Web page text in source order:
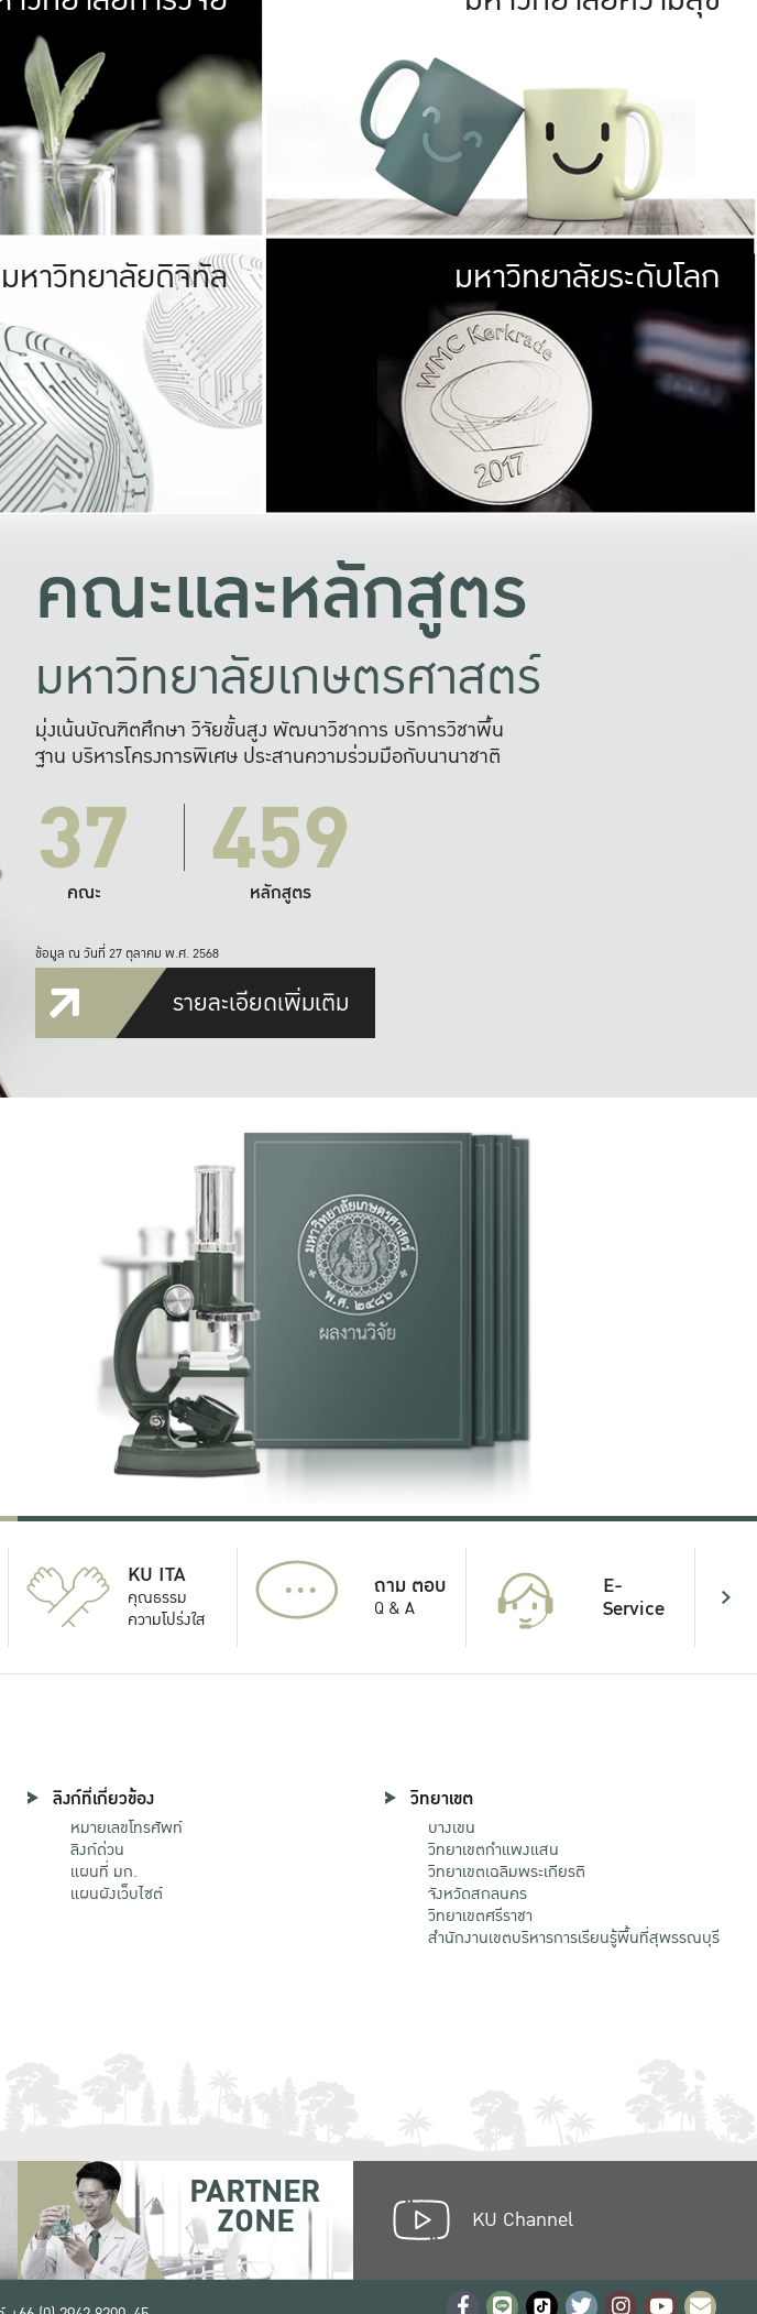
เกษตรศาสตร์ มีพื้นที่เขียวสดใส หนาแน่น
เป็นป่าในเมือง (URBAN FOREST)
เกษตรในเมือง (URBAN AGRICULTURE)
ที่นับรวมกันได้ประมาณ 1,400 ไร่
ให้กับประชาชน
มหาวิทยาลัยรับผิดชอบต่อสังคม
ร่วมมือกับชุมชน เพื่อความกินดีอยู่ดี
และความสุขอย่างยั่งยืน
มองปัญหาในภาพกว้าง
แก้ไขจากปัญหาจุดเล็กๆ
มหาวิทยาลัยดิจิทัล มหาวิทยา
พร้อมที่จ
และผลักดันในการใช้ระบบส
เพื่อการทำงานแ
มหาวิทยาลัยระดับโลก
คณะและหลักสูตร
มหาวิทยาลัยเกษตรศาสตร์
มุ่งเน้นบัณฑิตศึกษา วิจัยขั้นสูง พัฒนาวิชาการ บริการวิชาพื้น
ฐาน บริหารโครงการพิเศษ ประสานความร่วมมือกับนานาชาติ
37
คณะ 459
หลักสูตร
ข้อมูล ณ วันที่ 27 ตุลาคม พ.ศ. 2568
รายละเอียดเพิ่มเติม
KU ITA
คุณธรรม
ความโปร่งใส
... ถาม ตอบ
Q & A
E-
Service
ลิงก์ที่เกี่ยวข้อง
หมายเลขโทรศัพท์
ลิงก์ด่วน
แผนที่ มก.
แผนผังเว็บไซต์
วิทยาเขต
บางเขน
วิทยาเขตกําแพงแสน
วิทยาเขตเฉลิมพระเกียรติ
จังหวัดสกลนคร
วิทยาเขตศรีราชา
สำนักงานเขตบริหารการเรียนรู้พื้นที่สุพรรณบุรี
PARTNER
ZONE KU Channel